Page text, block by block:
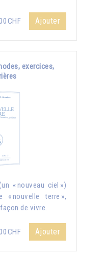
Ajouter
exercices,
« nouveau ciel »)
« nouvelle terre »,
de vivre.
Ajouter